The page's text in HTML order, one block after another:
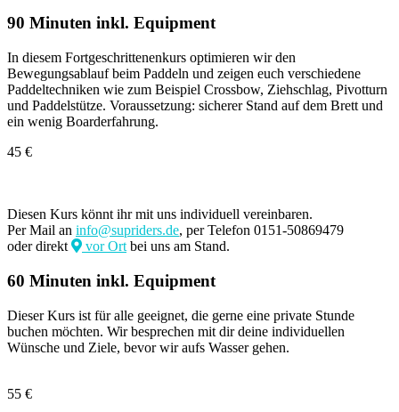
90 Minuten inkl. Equipment
In diesem Fortgeschrittenenkurs optimieren wir den
Bewegungsablauf beim Paddeln und zeigen euch verschiedene
Paddeltechniken wie zum Beispiel Crossbow, Ziehschlag, Pivotturn
und Paddelstütze. Voraussetzung: sicherer Stand auf dem Brett und
ein wenig Boarderfahrung.
45 €
Diesen Kurs könnt ihr mit uns individuell vereinbaren.
Per Mail an info@supriders.de, per Telefon 0151-50869479
oder direkt
vor Ort bei uns am Stand.
60 Minuten inkl. Equipment
Dieser Kurs ist für alle geeignet, die gerne eine private Stunde
buchen möchten. Wir besprechen mit dir deine individuellen
Wünsche und Ziele, bevor wir aufs Wasser gehen.
55 €